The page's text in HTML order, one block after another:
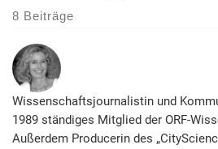
8 Beiträge
Wissenschaftsjournalistin und
1989 ständiges Mitglied der ORF-
Außerdem Producerin des